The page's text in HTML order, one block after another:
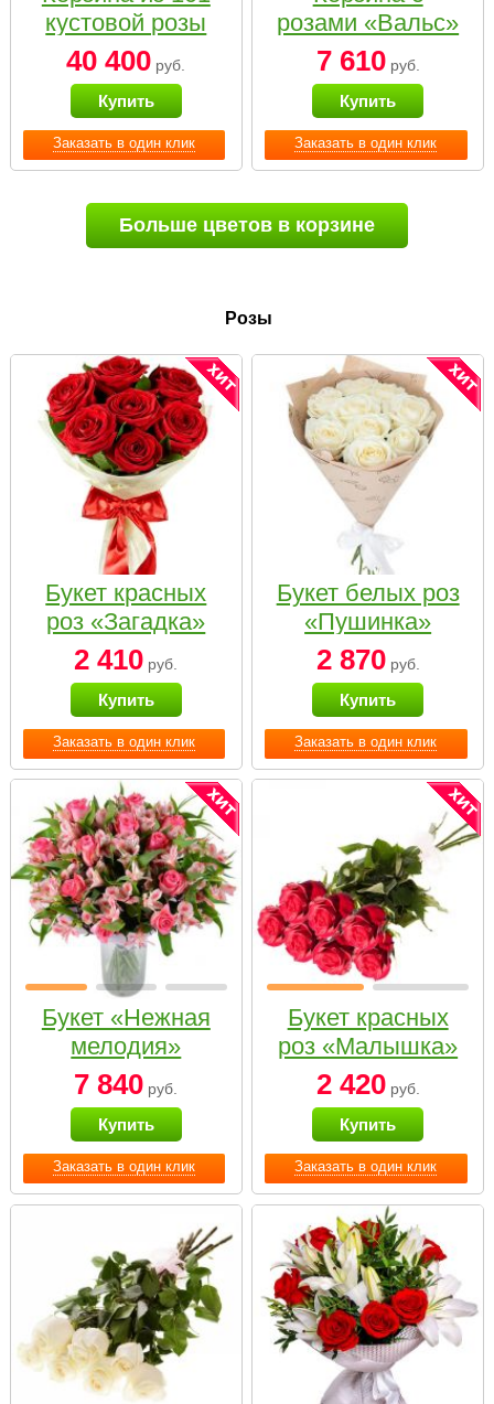
Заказать в один клик
кустовой розы
нежных тонов
40 400 руб.
Купить
Заказать в один клик
розами «Вальс»
7 610руб.
Купить
Больше цветов в корзине
Розы
Заказать в один клик
Букет красных
роз «Загадка»
2 410 руб.
Купить
Заказать в один клик
Букет белых роз
«Пушинка»
2 870руб.
Купить
Заказать в один клик
Букет «Нежная
мелодия»
7 840 руб.
Купить
Заказать в один клик
Букет красных
роз «Малышка»
2 420руб.
Купить